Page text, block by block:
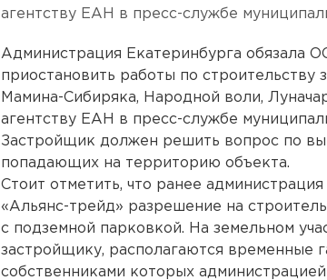
агентству ЕАН в пресс-службе
Администрация Екатеринбурга обязала
приостановить работы по строительству
Мамина-Сибиряка, Народной воли,
агентству ЕАН в пресс-службе
Застройщик должен решить вопрос по
попадающих на территорию объекта.
Стоит отметить, что ранее
«Альянс-трейд» разрешение на
с подземной парковкой. На земельном
застройщику, располагаются временные
собственниками которых